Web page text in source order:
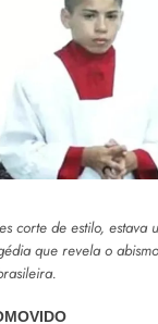
corte de estilo, estava
que revela o